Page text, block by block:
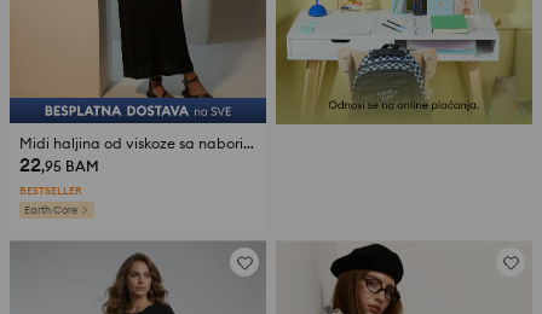
Midi haljina od viskoze sa naborima i ukrasnim perlicama
22,95 BAM
BESTSELLER
Earth Core